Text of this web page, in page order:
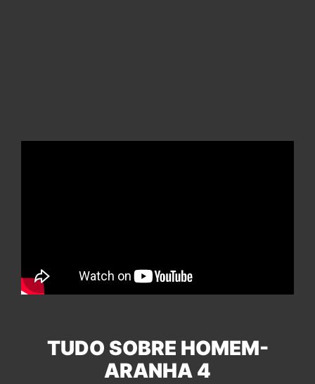
TUDO SOBRE HOMEM-
ARANHA 4